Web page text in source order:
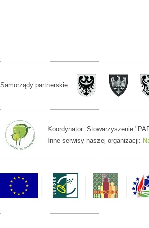
Samorządy partnerskie:
Koordynator: Stowarzyszenie
Inne serwisy naszej organizacji: